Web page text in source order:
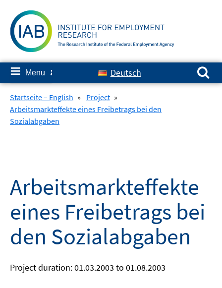
content
≡ Menu ✘ Deutsch
Search for:
Startseite – English » Project »
Arbeitsmarkteffekte eines Freibetrags bei den
Sozialabgaben
Arbeitsmarkteffekte
eines Freibetrags bei
den Sozialabgaben
Project duration: 01.03.2003 to 01.08.2003